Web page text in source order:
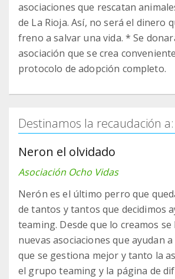
asociaciones que rescatan
de La Rioja. Así, no será el dinero
freno a salvar una vida. * Se
asociación que se crea
protocolo de adopción completo.
Destinamos la recaudación a:
Neron el olvidado
Asociación Ocho Vidas
Nerón es el último perro que
de tantos y tantos que decidimos
teaming. Desde que lo creamos se
nuevas asociaciones que ayudan
que se gestiona mejor y tanto la
el grupo teaming y la página de